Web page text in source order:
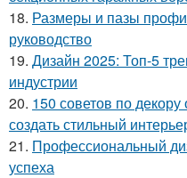
18. Размеры и пазы
руководство
19. Дизайн 2025: Топ-5
индустрии
20. 150 советов по
создать стильный
21. Профессиональный
успеха